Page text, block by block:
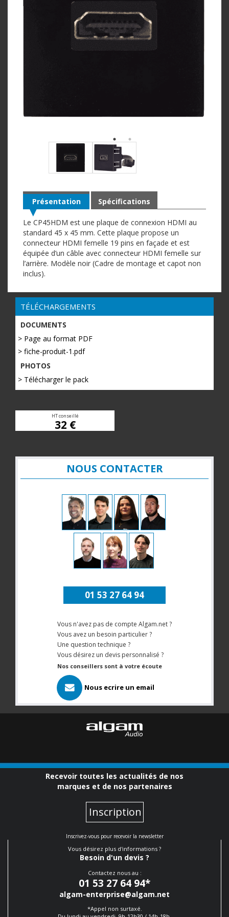
Présentation
Le CP45HDM est une plaque de connexion HDMI au
standard 45 x 45 mm. Cette plaque propose un
connecteur HDMI femelle 19 pins en façade et est
équipée d’un câble avec connecteur HDMI femelle sur
l’arrière. Modèle noir (Cadre de montage et capot non
inclus).
Spécifications
TÉLÉCHARGEMENTS
DOCUMENTS
> Page au format PDF
> fiche-produit-1.pdf
PHOTOS
> Télécharger le pack
HT conseillé
32 €
NOUS CONTACTER
01 53 27 64 94
Vous n'avez pas de compte Algam.net ?
Vous avez un besoin particulier ?
Une question technique ?
Vous désirez un devis personnalisé ?
Nos conseillers sont à votre écoute
Nous ecrire un email
Recevoir toutes les actualités de nos
marques et de nos partenaires
Inscription
Inscrivez-vous pour recevoir la newsletter
Vous désirez plus d'informations ?
Besoin d'un devis ?
Contactez nous au :
01 53 27 64 94*
algam-enterprise@algam.net
*Appel non surtaxé.